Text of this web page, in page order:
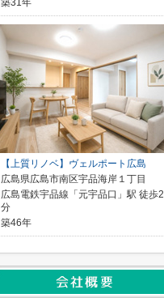
築31年
【上質リノベ】ヴェルポート広島
広島県広島市南区宇品海岸１丁目
広島電鉄宇品線「元宇品口」駅 徒歩2
分
築46年